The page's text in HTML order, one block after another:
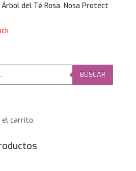
del Té Rosa. Nosa Protect
BUSCAR
el carrito.